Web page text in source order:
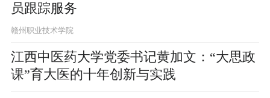
员跟踪服务
赣州职业技术学院
江西中医药大学党委书记黄加文：“大思政
课”育大医的十年创新与实践